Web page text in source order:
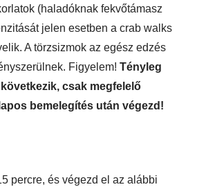
(haladóknak fekvőtámasz
jelen esetben a crab walks
A törzsizmok az egész edzés
Figyelem! Tényleg
csak megfelelő
bemelegítés után végezd!
percre, és végezd el az alábbi